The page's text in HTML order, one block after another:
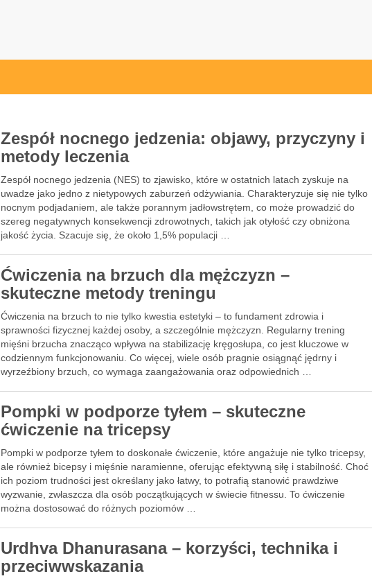
Zespół nocnego jedzenia: objawy, przyczyny i
metody leczenia
Zespół nocnego jedzenia (NES) to zjawisko, które w ostatnich latach zyskuje na
uwadze jako jedno z nietypowych zaburzeń odżywiania. Charakteryzuje się nie tylko
nocnym podjadaniem, ale także porannym jadłowstrętem, co może prowadzić do
szereg negatywnych konsekwencji zdrowotnych, takich jak otyłość czy obniżona
jakość życia. Szacuje się, że około 1,5% populacji …
Ćwiczenia na brzuch dla mężczyzn –
skuteczne metody treningu
Ćwiczenia na brzuch to nie tylko kwestia estetyki – to fundament zdrowia i
sprawności fizycznej każdej osoby, a szczególnie mężczyzn. Regularny trening
mięśni brzucha znacząco wpływa na stabilizację kręgosłupa, co jest kluczowe w
codziennym funkcjonowaniu. Co więcej, wiele osób pragnie osiągnąć jędrny i
wyrzeźbiony brzuch, co wymaga zaangażowania oraz odpowiednich …
Pompki w podporze tyłem – skuteczne
ćwiczenie na tricepsy
Pompki w podporze tyłem to doskonałe ćwiczenie, które angażuje nie tylko tricepsy,
ale również bicepsy i mięśnie naramienne, oferując efektywną siłę i stabilność. Choć
ich poziom trudności jest określany jako łatwy, to potrafią stanowić prawdziwe
wyzwanie, zwłaszcza dla osób początkujących w świecie fitnessu. To ćwiczenie
można dostosować do różnych poziomów …
Urdhva Dhanurasana – korzyści, technika i
przeciwwskazania